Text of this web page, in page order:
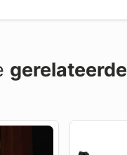
gerelateerde